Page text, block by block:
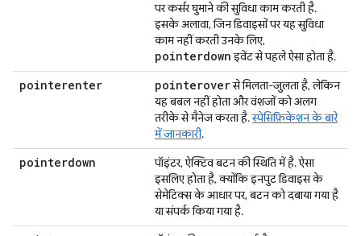
पर कर्सर घुमाने की सुविधा काम करती है.
इसके अलावा, जिन डिवाइसों पर यह सुविधा
काम नहीं करती उनके लिए,
pointerdownइवेंट से पहले ऐसा होता है.
pointerenter pointeroverसे मिलता-जुलता है, लेकिन
यह बबल नहीं होता और वंशजों को अलग
तरीके से मैनेज करता है.स्पेसिफ़िकेशन के बारे
में जानकारी.
pointerdown
पॉइंटर, ऐक्टिव बटन की स्थिति में है. ऐसा
इसलिए होता है, क्योंकि इनपुट डिवाइस के
सेमेटिक्स के आधार पर, बटन को दबाया गया है
या संपर्क किया गया है.